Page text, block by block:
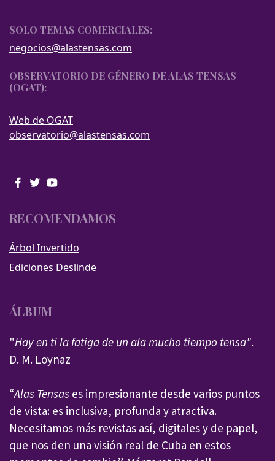
SOLO TEMAS COMERCIALES:
negocios@alastensas.com
OBSERVATORIO DE GÉNERO DE ALAS TENSAS
(OGAT):
Web de OGAT
observatorio@alastensas.com
RECOMENDAMOS
Árbol Invertido
Ediciones Deslinde
ÁLBUM
"Hay en ti la fatiga de un ala mucho tiempo tensa".
D. M. Loynaz
“Alas Tensas es impresionante desde varios puntos
de vista: es inclusiva, profunda y atractiva.
Necesitamos más revistas así, digitales y de papel,
que nos den una visión real de Cuba en estos